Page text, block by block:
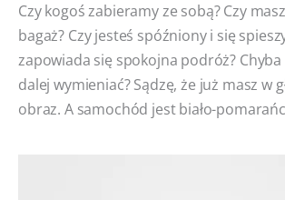
Czy kogoś zabieramy ze sobą? Czy
bagaż? Czy jesteś spóźniony i się
zapowiada się spokojna podróż?
dalej wymieniać? Sądzę, że już masz w
obraz. A samochód jest biało-